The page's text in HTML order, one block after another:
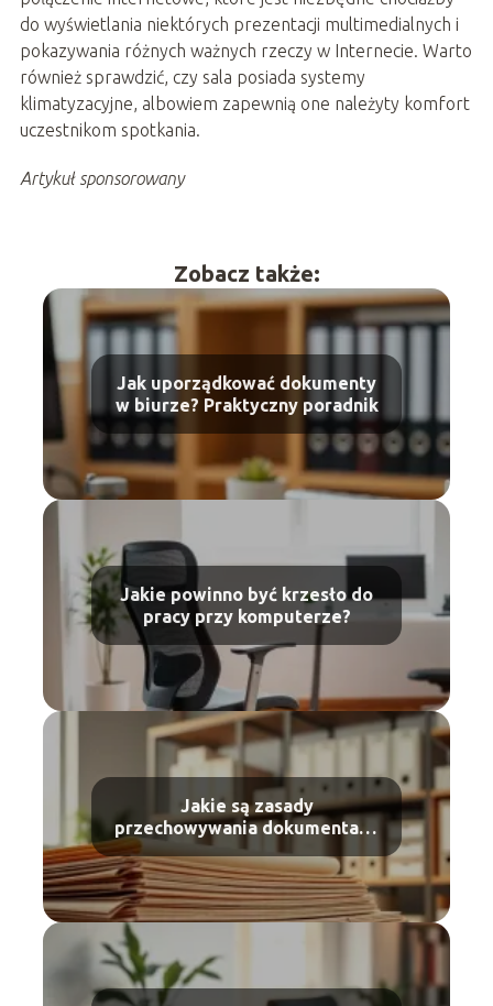
do wyświetlania niektórych prezentacji multimedialnych i
pokazywania różnych ważnych rzeczy w Internecie. Warto
również sprawdzić, czy sala posiada systemy
klimatyzacyjne, albowiem zapewnią one należyty komfort
uczestnikom spotkania.
Artykuł sponsorowany
Zobacz także:
Jak uporządkować dokumenty
w biurze? Praktyczny poradnik
Jakie powinno być krzesło do
pracy przy komputerze?
Jakie są zasady
przechowywania dokumentacji
biurowej?